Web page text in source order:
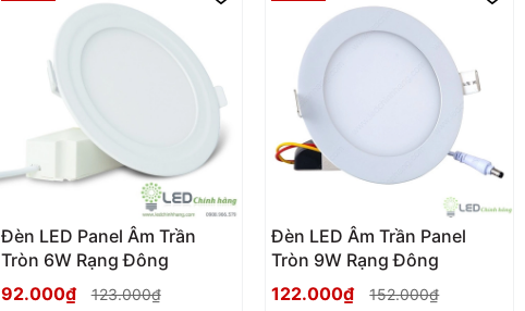
Đèn LED Panel Âm Trần
Tròn 6W Rạng Đông
92.000₫
123.000₫
Đèn LED Âm Trần Panel
Tròn 9W Rạng Đông
122.000₫
152.000₫